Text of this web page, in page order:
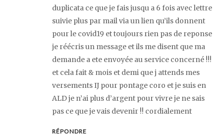
duplicata ce que je fais jusqu a 6 fois avec lettre
suivie plus par mail via un lien qu’ils donnent
pour le covid19 et toujours rien pas de reponse
je réécris un message et ils me disent que ma
demande a ete envoyée au service concerné !!!
et cela fait & mois et demi que j attends mes
versements IJ pour pontage coro et je suis en
ALD je n’ai plus d’argent pour vivre je ne sais
pas ce que je vais devenir !! cordialement
RÉPONDRE